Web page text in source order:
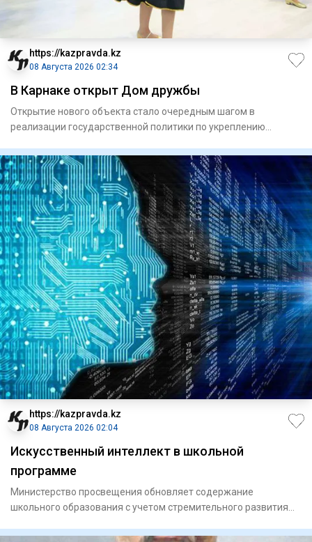
https://kazpravda.kz
08 Августа 2026 02:34
В Карнаке открыт Дом дружбы
Открытие нового объекта стало очередным шагом в
реализации государственной политики по укреп­лению
https://kazpravda.kz
08 Августа 2026 02:04
Искусственный интеллект в школьной
программе
Министерство просвещения обновляет содержание
школьного образования с учетом стремительного развития